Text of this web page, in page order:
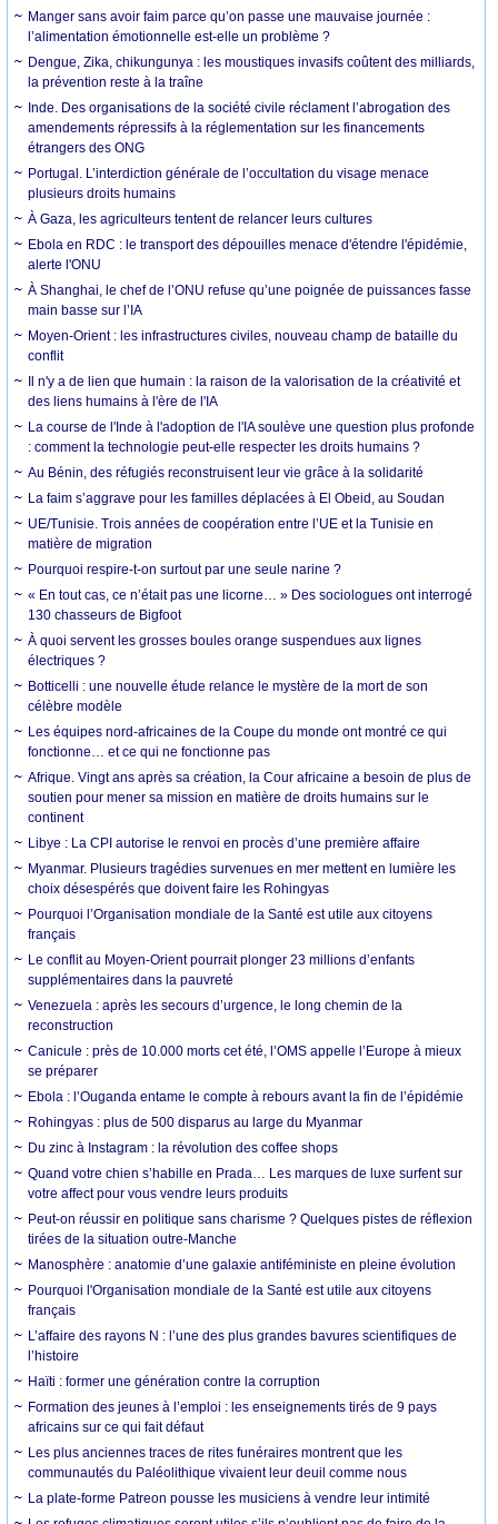
Manger sans avoir faim parce qu’on passe une mauvaise journée :
l’alimentation émotionnelle est-elle un problème ?
Dengue, Zika, chikungunya : les moustiques invasifs coûtent des milliards,
la prévention reste à la traîne
Inde. Des organisations de la société civile réclament l’abrogation des
amendements répressifs à la réglementation sur les financements
étrangers des ONG
Portugal. L’interdiction générale de l’occultation du visage menace
plusieurs droits humains
À Gaza, les agriculteurs tentent de relancer leurs cultures
Ebola en RDC : le transport des dépouilles menace d'étendre l'épidémie,
alerte l'ONU
À Shanghai, le chef de l’ONU refuse qu’une poignée de puissances fasse
main basse sur l’IA
Moyen-Orient : les infrastructures civiles, nouveau champ de bataille du
conflit
Il n'y a de lien que humain : la raison de la valorisation de la créativité et
des liens humains à l'ère de l'IA
La course de l'Inde à l'adoption de l'IA soulève une question plus profonde
: comment la technologie peut-elle respecter les droits humains ?
Au Bénin, des réfugiés reconstruisent leur vie grâce à la solidarité
La faim s’aggrave pour les familles déplacées à El Obeid, au Soudan
UE/Tunisie. Trois années de coopération entre l’UE et la Tunisie en
matière de migration
Pourquoi respire-t-on surtout par une seule narine ?
« En tout cas, ce n’était pas une licorne… » Des sociologues ont interrogé
130 chasseurs de Bigfoot
À quoi servent les grosses boules orange suspendues aux lignes
électriques ?
Botticelli : une nouvelle étude relance le mystère de la mort de son
célèbre modèle
Les équipes nord-africaines de la Coupe du monde ont montré ce qui
fonctionne… et ce qui ne fonctionne pas
Afrique. Vingt ans après sa création, la Cour africaine a besoin de plus de
soutien pour mener sa mission en matière de droits humains sur le
continent
Libye : La CPI autorise le renvoi en procès d’une première affaire
Myanmar. Plusieurs tragédies survenues en mer mettent en lumière les
choix désespérés que doivent faire les Rohingyas
Pourquoi l’Organisation mondiale de la Santé est utile aux citoyens
français
Le conflit au Moyen-Orient pourrait plonger 23 millions d’enfants
supplémentaires dans la pauvreté
Venezuela : après les secours d’urgence, le long chemin de la
reconstruction
Canicule : près de 10.000 morts cet été, l’OMS appelle l’Europe à mieux
se préparer
Ebola : l’Ouganda entame le compte à rebours avant la fin de l’épidémie
Rohingyas : plus de 500 disparus au large du Myanmar
Du zinc à Instagram : la révolution des coffee shops
Quand votre chien s’habille en Prada… Les marques de luxe surfent sur
votre affect pour vous vendre leurs produits
Peut-on réussir en politique sans charisme ? Quelques pistes de réflexion
tirées de la situation outre-Manche
Manosphère : anatomie d’une galaxie antiféministe en pleine évolution
Pourquoi l'Organisation mondiale de la Santé est utile aux citoyens
français
L’affaire des rayons N : l’une des plus grandes bavures scientifiques de
l’histoire
Haïti : former une génération contre la corruption
Formation des jeunes à l’emploi : les enseignements tirés de 9 pays
africains sur ce qui fait défaut
Les plus anciennes traces de rites funéraires montrent que les
communautés du Paléolithique vivaient leur deuil comme nous
La plate-forme Patreon pousse les musiciens à vendre leur intimité